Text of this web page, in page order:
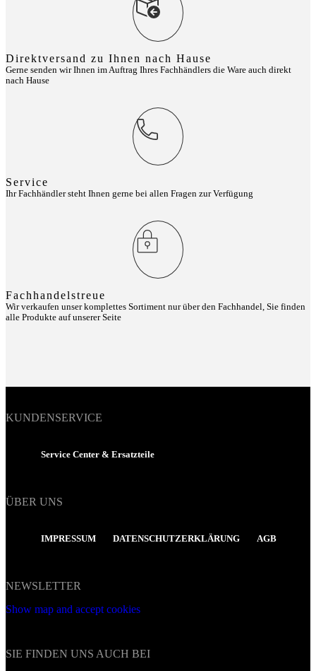
Direktversand zu Ihnen nach Hause
Gerne senden wir Ihnen im Auftrag Ihres Fachhändlers die Ware auch direkt
nach Hause
Service
Ihr Fachhändler steht Ihnen gerne bei allen Fragen zur Verfügung
Fachhandelstreue
Wir verkaufen unser komplettes Sortiment nur über den Fachhandel, Sie finden
alle Produkte auf unserer Seite
KUNDENSERVICE
Service Center & Ersatzteile
ÜBER UNS
IMPRESSUM DATENSCHUTZERKLÄRUNG AGB
NEWSLETTER
Show map and accept cookies
SIE FINDEN UNS AUCH BEI